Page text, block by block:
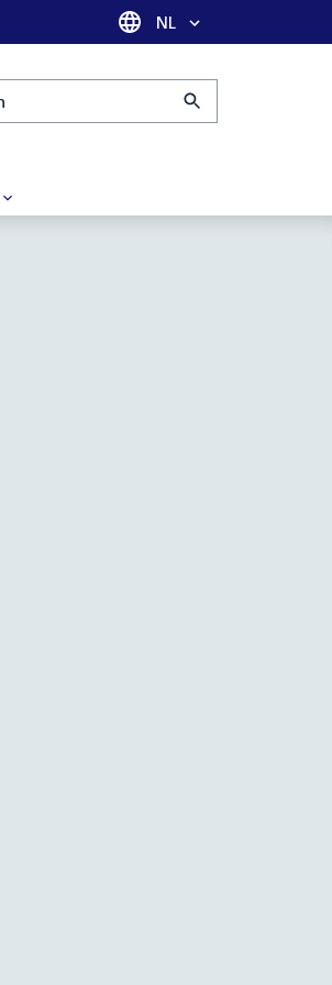
Taal selectie
NL